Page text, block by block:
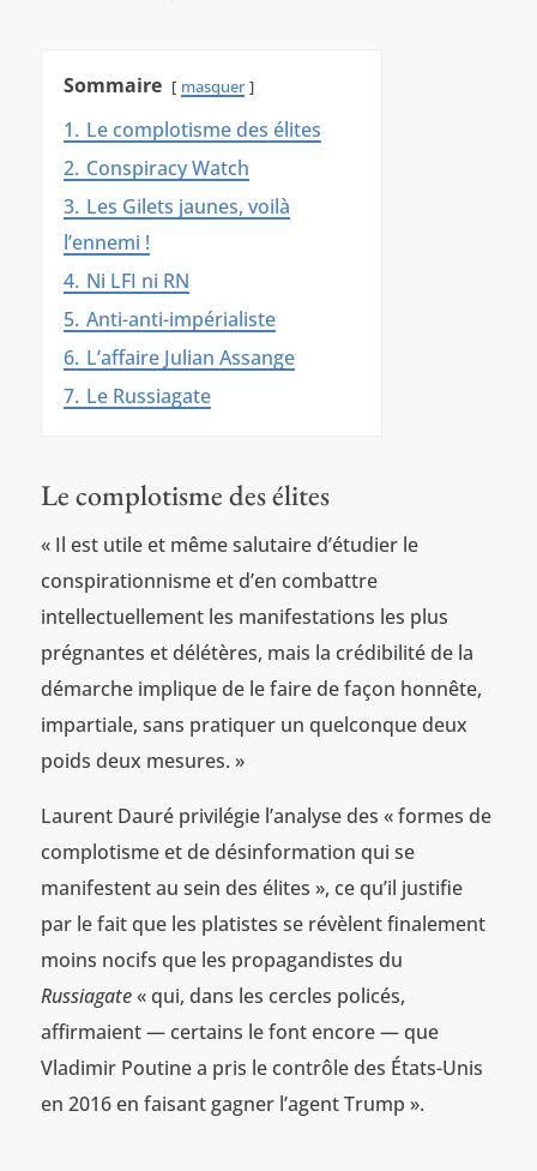
Sommaire masquer
1. Le complotisme des élites
2. Conspiracy Watch
3. Les Gilets jaunes, voilà
l’ennemi !
4. Ni LFI ni RN
5. Anti-anti-impérialiste
6. L’affaire Julian Assange
7. Le Russiagate
Le complotisme des élites
« Il est utile et même salutaire d’étudier le
conspirationnisme et d’en combattre
intellectuellement les manifestations les plus
prégnantes et délétères, mais la crédibilité de la
démarche implique de le faire de façon honnête,
impartiale, sans pratiquer un quelconque deux
poids deux mesures. »
Laurent Dauré privilégie l’analyse des « formes de
complotisme et de désinformation qui se
manifestent au sein des élites », ce qu’il justifie
par le fait que les platistes se révèlent finalement
moins nocifs que les propagandistes du
Russiagate« qui, dans les cercles policés,
affirmaient — certains le font encore — que
Vladimir Poutine a pris le contrôle des États-Unis
en 2016 en faisant gagner l’agent Trump ».